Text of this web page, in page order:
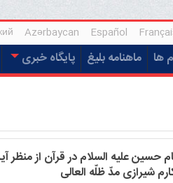
Español
Azərbaycan
ها ماهنامه بلیغ پایگاه خبری
حسین علیه السلام در قرآن از منظر
شیرازی مدّ ظلّه العالی